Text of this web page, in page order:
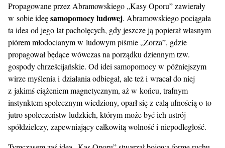
Propagowane przez Abramowskiego „Kasy Oporu” zawierały
w sobie ideęsamopomocy ludowej. Abramowskiego pociągała
ta idea od jego lat pacholęcych, gdy jeszcze ją popierał własnym
piórem młodocianym w ludowym piśmie „Zorza”, gdzie
propagował będące wówczas na porządku dziennym tzw.
gospody chrześcijańskie. Od idei samopomocy w późniejszym
wirze myślenia i działania odbiegał, ale też i wracał do niej
z jakimś ciążeniem magnetycznym, aż w końcu, trafnym
instynktem społecznym wiedziony, oparł się z całą ufnością o to
jutro społeczeństw ludzkich, którym może być ich ustrój
spółdzielczy, zapewniający całkowitą wolność i niepodległość.